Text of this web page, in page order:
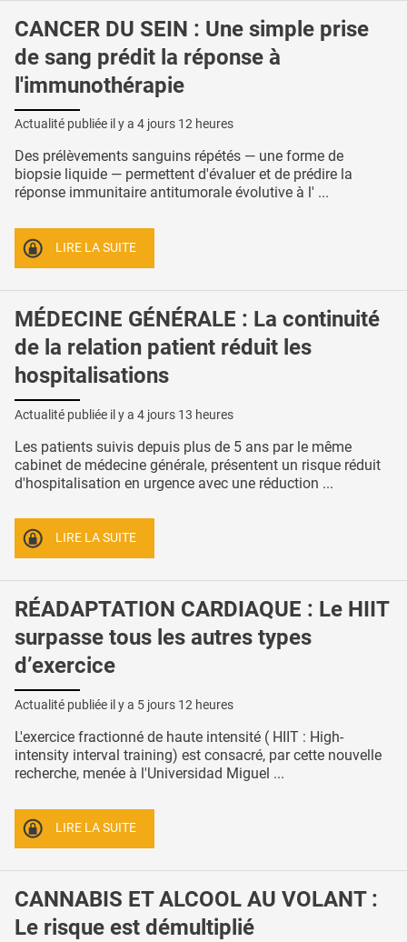
CANCER DU SEIN : Une simple prise
de sang prédit la réponse à
l'immunothérapie
Actualité publiée il y a 4 jours 12 heures
Des prélèvements sanguins répétés — une forme de
biopsie liquide — permettent d'évaluer et de prédire la
réponse immunitaire antitumorale évolutive à l' ...
LIRE LA SUITE
MÉDECINE GÉNÉRALE : La continuité
de la relation patient réduit les
hospitalisations
Actualité publiée il y a 4 jours 13 heures
Les patients suivis depuis plus de 5 ans par le même
cabinet de médecine générale, présentent un risque réduit
d'hospitalisation en urgence avec une réduction ...
LIRE LA SUITE
RÉADAPTATION CARDIAQUE : Le HIIT
surpasse tous les autres types
d’exercice
Actualité publiée il y a 5 jours 12 heures
L'exercice fractionné de haute intensité ( HIIT : High-
intensity interval training) est consacré, par cette nouvelle
recherche, menée à l'Universidad Miguel ...
LIRE LA SUITE
CANNABIS ET ALCOOL AU VOLANT :
Le risque est démultiplié